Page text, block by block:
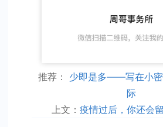
推荐：
少即是多——写在小密
际
上文： 疫情过后，你还会